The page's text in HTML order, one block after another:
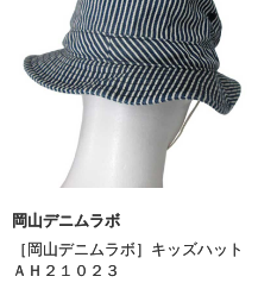
岡山デニムラボ
［岡山デニムラボ］キッズハット
ＡＨ２１０２３